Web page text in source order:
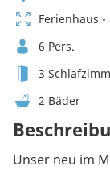
Ferienhaus -
6 Pers.
3
2 Bäder
Unser neu im